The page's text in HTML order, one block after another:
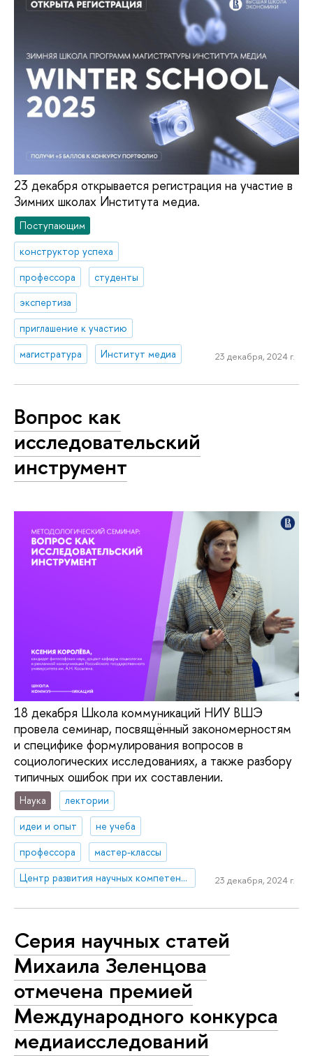
23 декабря открывается регистрация на участие в
Зимних школах Института медиа.
Поступающим
конструктор успеха
профессора
студенты
экспертиза
приглашение к участию
магистратура
Институт медиа 23 декабря, 2024 г.
Вопрос как
исследовательский
инструмент
18 декабря Школа коммуникаций НИУ ВШЭ
провела семинар, посвящённый закономерностям
и специфике формулирования вопросов в
социологических исследованиях, а также разбору
типичных ошибок при их составлении.
Наука
лектории
идеи и опыт
не учеба
профессора
мастер-классы
Центр развития научных компетенций
23 декабря, 2024 г.
Серия научных статей
Михаила Зеленцова
отмечена премией
Международного конкурса
медиаисследований